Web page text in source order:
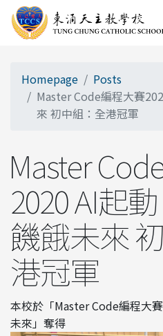
Homepage
Posts
Master Code編程大賽
來 初中組：全港冠軍
Master
2020 AI起
饑餓未來
港冠軍
本校於「Master Code編程大
未來」奪得